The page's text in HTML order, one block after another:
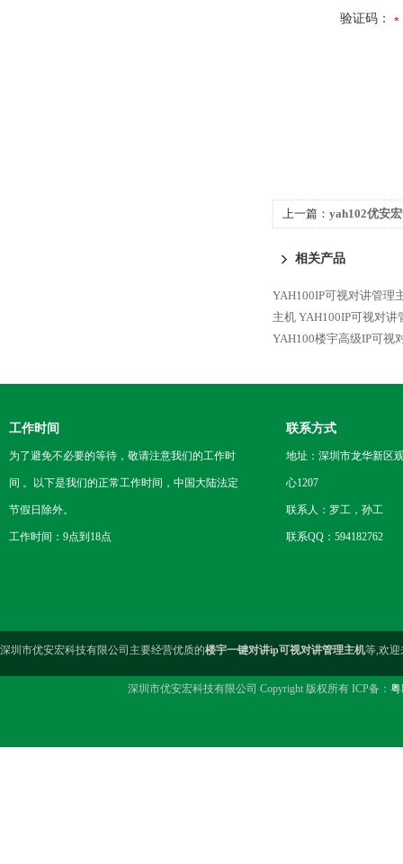
验证码：
上一篇： yah102优安
相关产品
YAH100IP可视对讲管理
主机 YAH100IP可视对讲
YAH100楼宇高级IP可视
工作时间
为了避免不必要的等待，敬请注意我们的工作时
间 。以下是我们的正常工作时间，中国大陆法定
节假日除外。
工作时间：9点到18点
联系方式
地址：深圳市龙华新区
心1207
联系人：罗工，孙工
联系QQ：594182762
深圳市优安宏科技有限公司主要经营优质的楼宇一键对讲ip可视对讲管理主机等,欢迎
深圳市优安宏科技有限公司 Copyright 版权所有 ICP备： 粤